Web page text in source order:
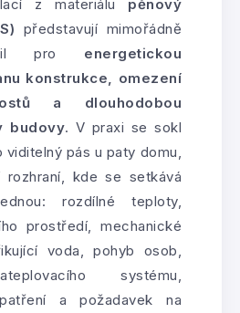
z materiálu pěnový
představují mimořádně
pro energetickou
konstrukce, omezení
a dlouhodobou
budovy. V praxi se sokl
viditelný pás u paty domu,
rozhraní, kde se setkává
rozdílné teploty,
prostředí, mechanické
voda, pohyb osob,
systému,
a požadavek na